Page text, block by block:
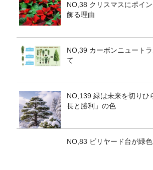
NO,38 クリスマスにポイ
飾る理由
NO,39 カーボンニュート
て
NO,139 緑は未来を切りひ
長と勝利」の色
NO,83 ビリヤード台が緑